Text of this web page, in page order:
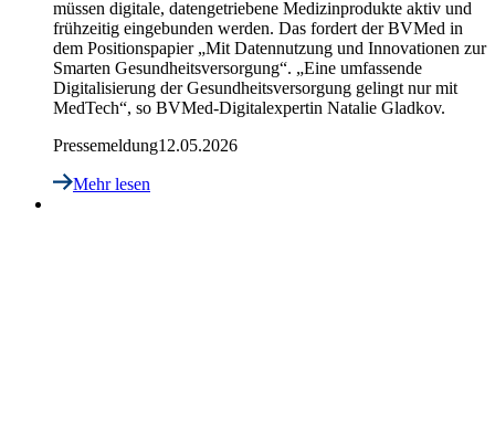
müssen digitale, datengetriebene Medizinprodukte aktiv und
frühzeitig eingebunden werden. Das fordert der BVMed in
dem Positionspapier „Mit Datennutzung und Innovationen zur
Smarten Gesundheitsversorgung“. „Eine umfassende
Digitalisierung der Gesundheitsversorgung gelingt nur mit
MedTech“, so BVMed-Digitalexpertin Natalie Gladkov.
Pressemeldung12.05.2026
Mehr lesen